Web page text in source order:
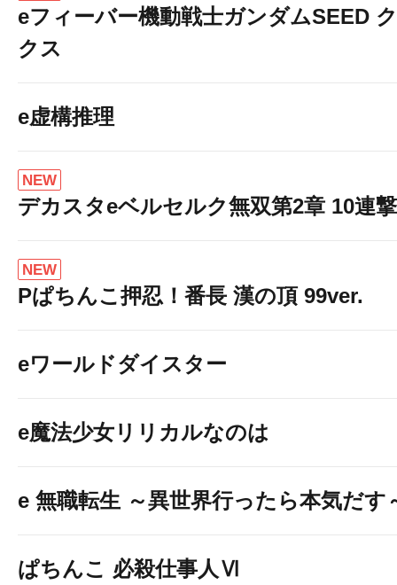
eフィーバー機動戦士ガンダムSEED
クス
e虚構推理
NEW
デカスタeベルセルク無双第2章 10連
NEW
Pぱちんこ押忍！番長 漢の頂 99ver.
eワールドダイスター
e魔法少女リリカルなのは
e 無職転生 ～異世界行ったら本気だす
ぱちんこ 必殺仕事人Ⅵ